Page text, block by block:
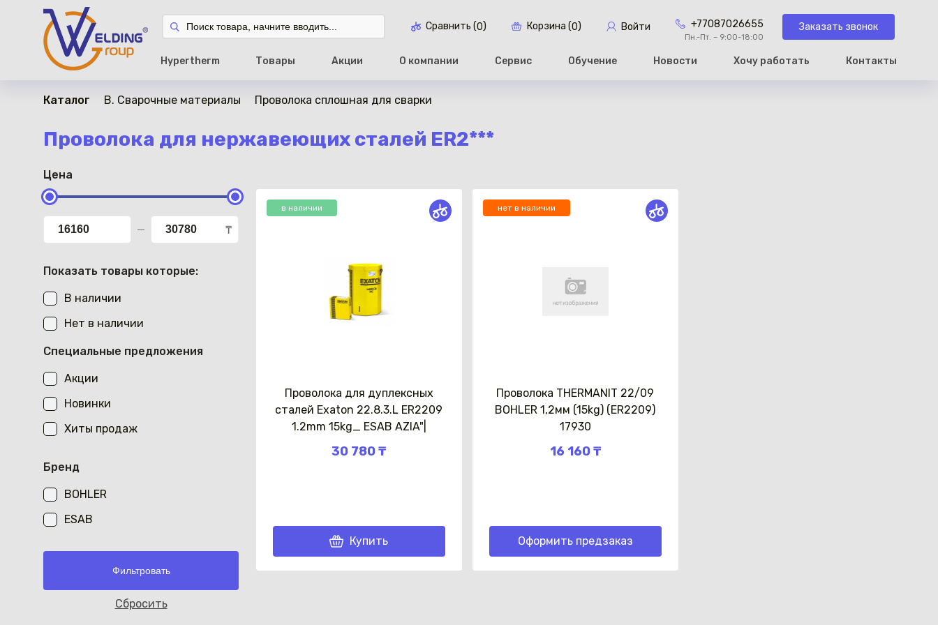
Сравнить (0) Корзина (0) Войти +77087026655
Пн.-Пт. – 9:00-18:00
Заказать звонок
Hypertherm Товары Акции О компании Сервис Обучение Новости Хочу работать Контакты
Каталог B. Сварочные материалы Проволока сплошная для сварки
Проволока для нержавеющих сталей ER2***
Цена
₸
Показать товары которые:
В наличии
Нет в наличии
Специальные предложения
Акции
Новинки
Хиты продаж
Бренд
BOHLER
ESAB
Cбросить
в наличии
Проволока для дуплексных
сталей Exaton 22.8.3.L ER2209
1.2mm 15kg_ ESAB AZIA"|
30 780 ₸
Купить
нет в наличии
Проволока THERMANIT 22/09
BOHLER 1,2мм (15kg) (ER2209)
17930
16 160 ₸
Оформить предзаказ